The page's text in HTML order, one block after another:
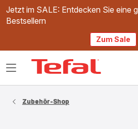
Jetzt im SALE: Entdecken Sie eine
Bestsellern
Zum Sale
Das
Zubehör-Shop